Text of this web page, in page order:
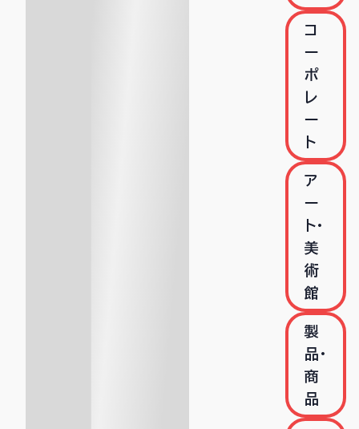
コ
ー
ポ
レ
ー
ト
ア
ー
ト・
美
術
館
製
品・
商
品